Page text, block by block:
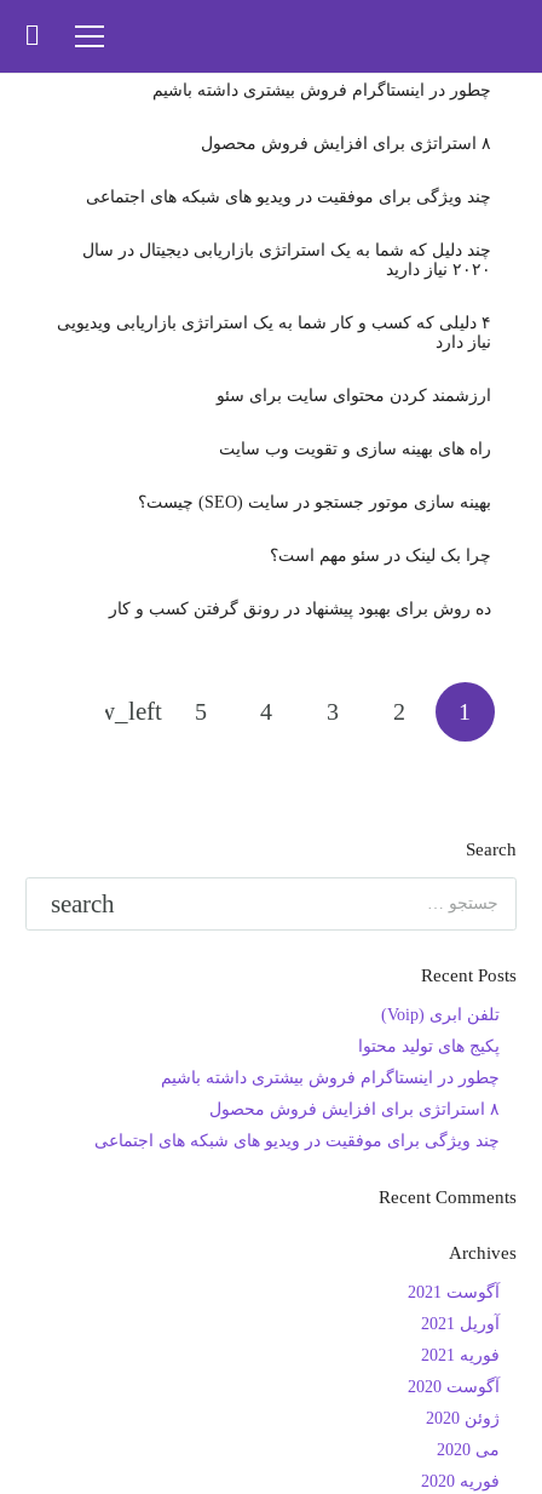
چطور در اینستاگرام فروش بیشتری داشته باشیم
۸ استراتژی برای افزایش فروش محصول
چند ویژگی برای موفقیت در ویدیو های شبکه های اجتماعی
چند دلیل که شما به یک استراتژی بازاریابی دیجیتال در سال
۲۰۲۰ نیاز دارید
۴ دلیلی که کسب و کار شما به یک استراتژی بازاریابی ویدیویی
نیاز دارد
ارزشمند کردن محتوای سایت برای سئو
راه های بهینه سازی و تقویت وب سایت
بهینه سازی موتور جستجو در سایت (SEO) چیست؟
چرا بک لینک در سئو مهم است؟
ده روش برای بهبود پیشنهاد در رونق گرفتن کسب و کار
1
2
3
4
5
Search
برای:
Recent Posts
تلفن ابری (Voip)
پکیج های تولید محتوا
چطور در اینستاگرام فروش بیشتری داشته باشیم
۸ استراتژی برای افزایش فروش محصول
چند ویژگی برای موفقیت در ویدیو های شبکه های اجتماعی
Recent Comments
Archives
آگوست 2021
آوریل 2021
فوریه 2021
آگوست 2020
ژوئن 2020
می 2020
فوریه 2020